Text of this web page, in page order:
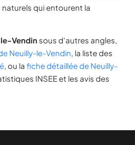
qui entourent la
Vendin sous d'autres angles,
Neuilly-le-Vendin, la liste des
, ou la fiche détaillée de Neuilly-
INSEE et les avis des